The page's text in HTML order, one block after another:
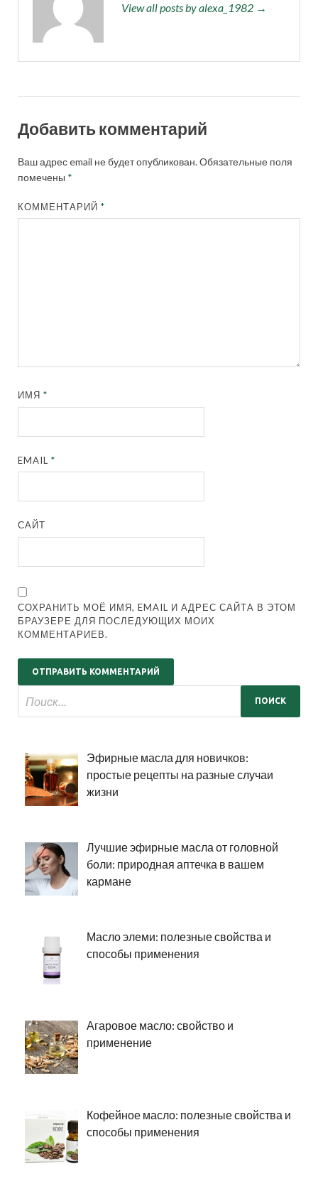
View all posts by alexa_1982 →
Добавить комментарий
Ваш адрес email не будет опубликован.Обязательные поля
помечены *
КОММЕНТАРИЙ*
ИМЯ*
EMAIL*
САЙТ
СОХРАНИТЬ МОЁ ИМЯ, EMAIL И АДРЕС САЙТА В ЭТОМ
БРАУЗЕРЕ ДЛЯ ПОСЛЕДУЮЩИХ МОИХ
КОММЕНТАРИЕВ.
Эфирные масла для новичков:
простые рецепты на разные случаи
жизни
Лучшие эфирные масла от головной
боли: природная аптечка в вашем
кармане
Масло элеми: полезные свойства и
способы применения
Агаровое масло: свойство и
применение
Кофейное масло: полезные свойства и
способы применения